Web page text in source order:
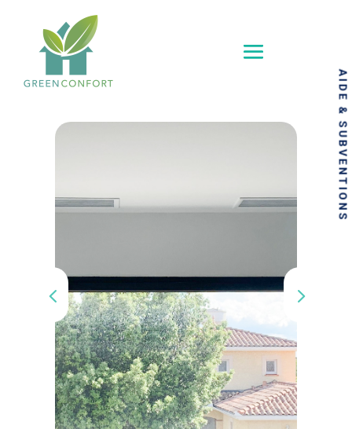
AIDE & SUBVENTIONS